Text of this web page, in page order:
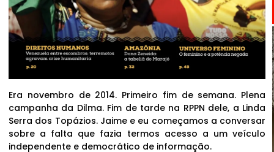
Era novembro de 2014. Primeiro fim de semana. Plena
campanha da Dilma. Fim de tarde na RPPN dele, a Linda
Serra dos Topázios. Jaime e eu começamos a conversar
sobre a falta que fazia termos acesso a um veículo
independente e democrático de informação.